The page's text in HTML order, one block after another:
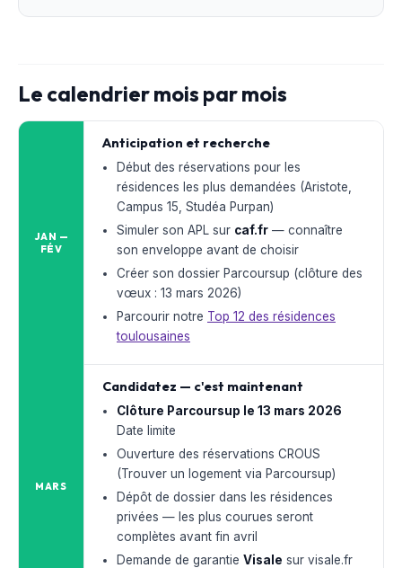
Le calendrier mois par mois
JAN —
FÉV
Anticipation et recherche
Début des réservations pour les
résidences les plus demandées (Aristote,
Campus 15, Studéa Purpan)
Simuler son APL sur caf.fr — connaître
son enveloppe avant de choisir
Créer son dossier Parcoursup (clôture des
vœux : 13 mars 2026)
Parcourir notre Top 12 des résidences
toulousaines
MARS
Candidatez — c'est maintenant
Clôture Parcoursup le 13 mars 2026
Date limite
Ouverture des réservations CROUS
(Trouver un logement via Parcoursup)
Dépôt de dossier dans les résidences
privées — les plus courues seront
complètes avant fin avril
Demande de garantie Visale sur visale.fr